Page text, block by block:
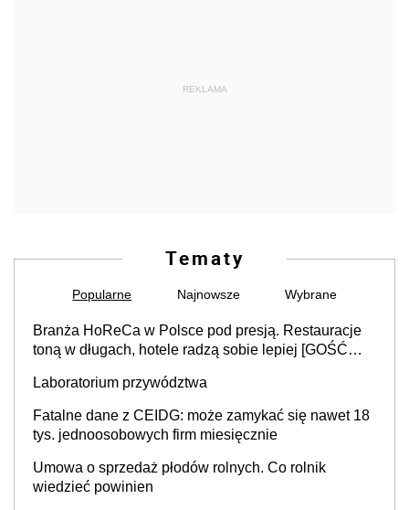
REKLAMA
Tematy
Popularne Najnowsze Wybrane
Branża HoReCa w Polsce pod presją. Restauracje
toną w długach, hotele radzą sobie lepiej [GOŚĆ
Laboratorium przywództwa
Fatalne dane z CEIDG: może zamykać się nawet 18
tys. jednoosobowych firm miesięcznie
Umowa o sprzedaż płodów rolnych. Co rolnik
wiedzieć powinien